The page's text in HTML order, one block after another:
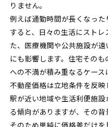
りません。
例えば通勤時間が長くなっ
すると、日々の生活にスト
た、医療機関や公共施設が
にも影響します。住宅その
への不満が積み重なるケース
不動産価格は立地条件を反映
駅が近い地域や生活利便施
る傾向がありますが、その背
そのため単純に価格差だけ